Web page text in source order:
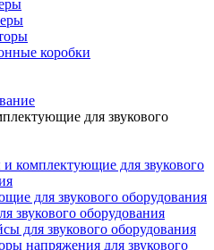
коробки
для звукового
и комплектующие для звукового
для звукового оборудования
звукового оборудования
для звукового оборудования
напряжения для звукового